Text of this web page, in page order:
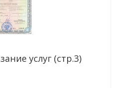
услуг (стр.3)